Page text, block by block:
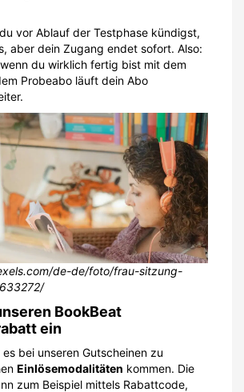
vor Ablauf der Testphase kündigst,
aber dein Zugang endet sofort. Also:
du wirklich fertig bist mit dem
Probeabo läuft dein Abo
de-de/foto/frau-sitzung-
BookBeat
ein
bei unseren Gutscheinen zu
Einlösemodalitäten kommen. Die
zum Beispiel mittels Rabattcode,